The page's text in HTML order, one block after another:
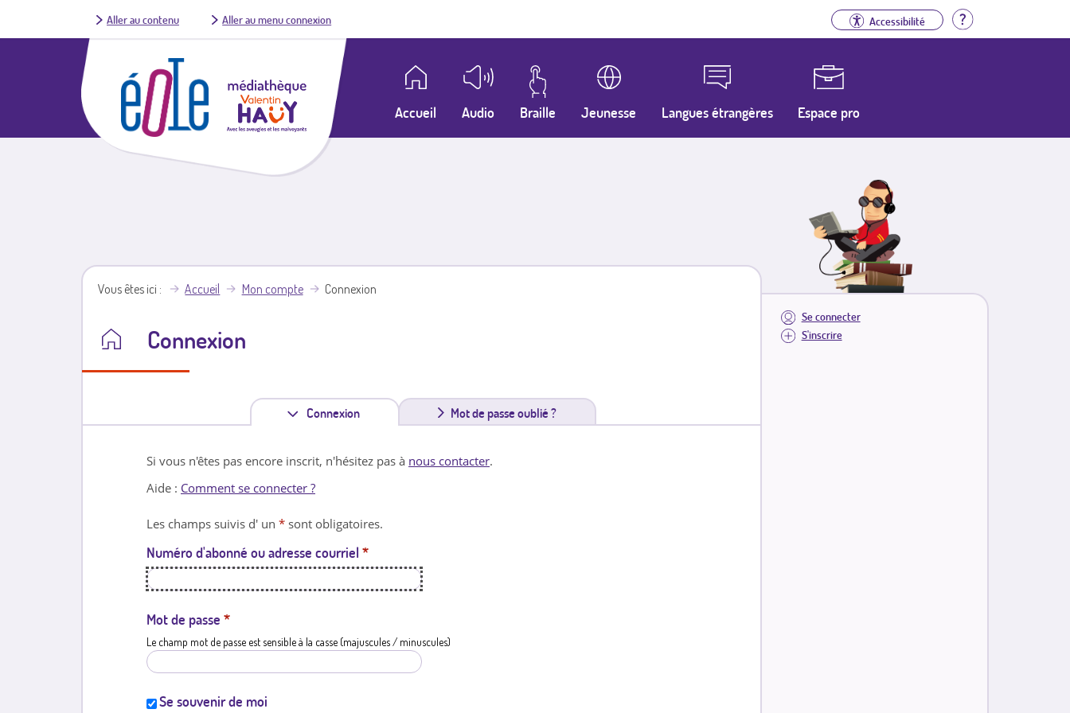
Aller au contenu Aller au menu connexion Accessibilité Aide
Accueil Audio Braille Jeunesse Langues étrangères Espace pro
Se connecter
S'inscrire
Vous êtes ici Accueil Mon compte Connexion
Connexion
Connexion
n
l
e
Mot de passe oublié ?
Si vous n'êtes pas encore inscrit, n'hésitez pas à nous contacter.
Aide : Comment se connecter ?
Les champs suivis d' un * sont obligatoires.
Numéro d'abonné ou adresse courriel *
Mot de passe *
Le champ mot de passe est sensible à la casse (majuscules / minuscules)
Se souvenir de moi